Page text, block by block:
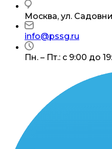
Москва, ул.
info@pssg.ru
Пн. – Пт.: с 9:00 до